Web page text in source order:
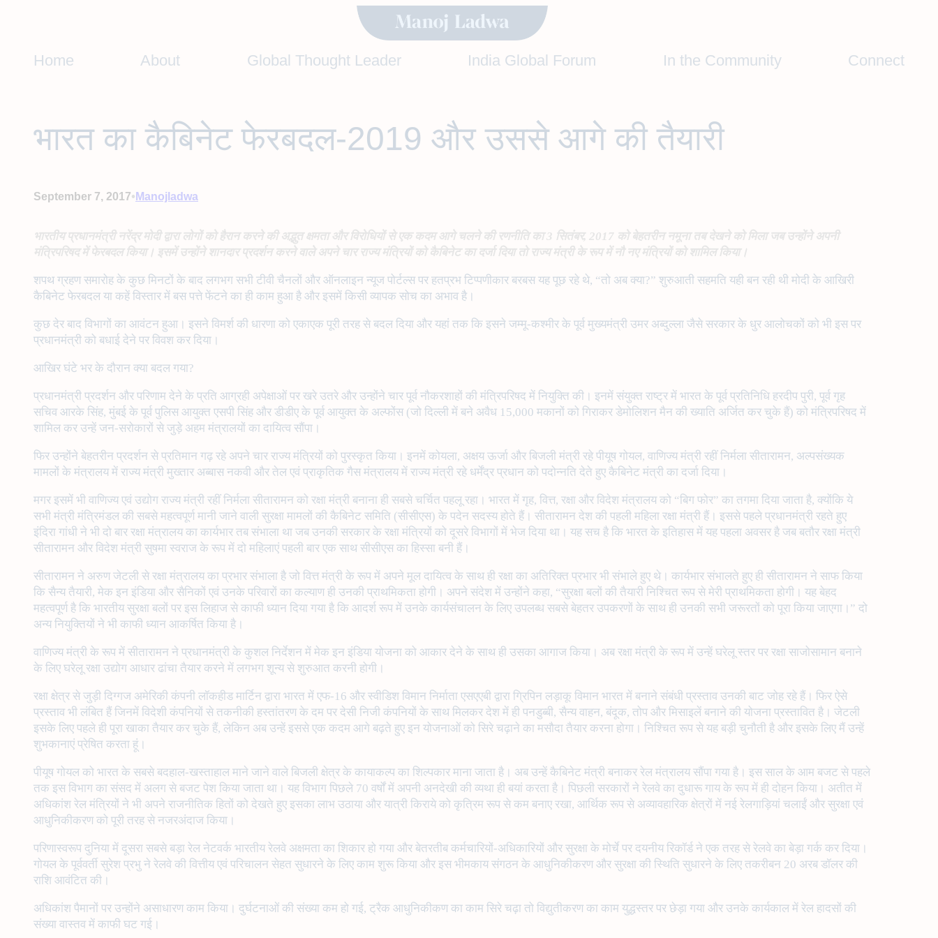
contentHome About Global Thought Leader India Global Forum In the Community Connect
भारत का कैबिनेट फेरबदल-2019 और उससे आगे की तैयारी
September 7, 2017• Manojladwa
भारतीय प्रधानमंत्री नरेंद्र मोदी द्वारा लोगों को हैरान करने की अद्भुत क्षमता और विरोधियों से एक कदम आगे चलने की रणनीति का 3 सितंबर, 2017 को बेहतरीन नमूना तब देखने को मिला जब उन्होंने अपनी
मंत्रिपरिषद में फेरबदल किया। इसमें उन्होंने शानदार प्रदर्शन करने वाले अपने चार राज्य मंत्रियों को कैबिनेट का दर्जा दिया तो राज्य मंत्री के रूप में नौ नए मंत्रियों को शामिल किया।
शपथ ग्रहण समारोह के कुछ मिनटों के बाद लगभग सभी टीवी चैनलों और ऑनलाइन न्यूज पोर्टल्स पर हतप्रभ टिप्पणीकार बरबस यह पूछ रहे थे, “तो अब क्या?” शुरुआती सहमति यही बन रही थी मोदी के आखिरी
कैबिनेट फेरबदल या कहें विस्तार में बस पत्ते फेंटने का ही काम हुआ है और इसमें किसी व्यापक सोच का अभाव है।
कुछ देर बाद विभागों का आवंटन हुआ। इसने विमर्श की धारणा को एकाएक पूरी तरह से बदल दिया और यहां तक कि इसने जम्मू-कश्मीर के पूर्व मुख्यमंत्री उमर अब्दुल्ला जैसे सरकार के धुर आलोचकों को भी इस पर
प्रधानमंत्री को बधाई देने पर विवश कर दिया।
आखिर घंटे भर के दौरान क्या बदल गया?
प्रधानमंत्री प्रदर्शन और परिणाम देने के प्रति आग्रही अपेक्षाओं पर खरे उतरे और उन्होंने चार पूर्व नौकरशाहों की मंत्रिपरिषद में नियुक्ति की। इनमें संयुक्त राष्ट्र में भारत के पूर्व प्रतिनिधि हरदीप पुरी, पूर्व गृह
सचिव आरके सिंह, मुंबई के पूर्व पुलिस आयुक्त एसपी सिंह और डीडीए के पूर्व आयुक्त के अल्फोंस (जो दिल्ली में बने अवैध 15,000 मकानों को गिराकर डेमोलिशन मैन की ख्याति अर्जित कर चुके हैं) को मंत्रिपरिषद में
शामिल कर उन्हें जन-सरोकारों से जुड़े अहम मंत्रालयों का दायित्व सौंपा।
फिर उन्होंने बेहतरीन प्रदर्शन से प्रतिमान गढ़ रहे अपने चार राज्य मंत्रियों को पुरस्कृत किया। इनमें कोयला, अक्षय ऊर्जा और बिजली मंत्री रहे पीयूष गोयल, वाणिज्य मंत्री रहीं निर्मला सीतारामन, अल्पसंख्यक
मामलों के मंत्रालय में राज्य मंत्री मुख्तार अब्बास नकवी और तेल एवं प्राकृतिक गैस मंत्रालय में राज्य मंत्री रहे धर्मेंद्र प्रधान को पदोन्नति देते हुए कैबिनेट मंत्री का दर्जा दिया।
मगर इसमें भी वाणिज्य एवं उद्योग राज्य मंत्री रहीं निर्मला सीतारामन को रक्षा मंत्री बनाना ही सबसे चर्चित पहलू रहा। भारत में गृह, वित्त, रक्षा और विदेश मंत्रालय को “बिग फोर” का तगमा दिया जाता है, क्योंकि ये
सभी मंत्री मंत्रिमंडल की सबसे महत्वपूर्ण मानी जाने वाली सुरक्षा मामलों की कैबिनेट समिति (सीसीएस) के पदेन सदस्य होते हैं। सीतारामन देश की पहली महिला रक्षा मंत्री हैं। इससे पहले प्रधानमंत्री रहते हुए
इंदिरा गांधी ने भी दो बार रक्षा मंत्रालय का कार्यभार तब संभाला था जब उनकी सरकार के रक्षा मंत्रियों को दूसरे विभागों में भेज दिया था। यह सच है कि भारत के इतिहास में यह पहला अवसर है जब बतौर रक्षा मंत्री
सीतारामन और विदेश मंत्री सुषमा स्वराज के रूप में दो महिलाएं पहली बार एक साथ सीसीएस का हिस्सा बनी हैं।
सीतारामन ने अरुण जेटली से रक्षा मंत्रालय का प्रभार संभाला है जो वित्त मंत्री के रूप में अपने मूल दायित्व के साथ ही रक्षा का अतिरिक्त प्रभार भी संभाले हुए थे। कार्यभार संभालते हुए ही सीतारामन ने साफ किया
कि सैन्य तैयारी, मेक इन इंडिया और सैनिकों एवं उनके परिवारों का कल्याण ही उनकी प्राथमिकता होगी। अपने संदेश में उन्होंने कहा, “सुरक्षा बलों की तैयारी निश्चित रूप से मेरी प्राथमिकता होगी। यह बेहद
महत्वपूर्ण है कि भारतीय सुरक्षा बलों पर इस लिहाज से काफी ध्यान दिया गया है कि आदर्श रूप में उनके कार्यसंचालन के लिए उपलब्ध सबसे बेहतर उपकरणों के साथ ही उनकी सभी जरूरतों को पूरा किया जाएगा।” दो
अन्य नियुक्तियों ने भी काफी ध्यान आकर्षित किया है।
वाणिज्य मंत्री के रूप में सीतारामन ने प्रधानमंत्री के कुशल निर्देशन में मेक इन इंडिया योजना को आकार देने के साथ ही उसका आगाज किया। अब रक्षा मंत्री के रूप में उन्हें घरेलू स्तर पर रक्षा साजोसामान बनाने
के लिए घरेलू रक्षा उद्योग आधार ढांचा तैयार करने में लगभग शून्य से शुरुआत करनी होगी।
रक्षा क्षेत्र से जुड़ी दिग्गज अमेरिकी कंपनी लॉकहीड मार्टिन द्वारा भारत में एफ-16 और स्वीडिश विमान निर्माता एसएएबी द्वारा ग्रिपिन लड़ाकू विमान भारत में बनाने संबंधी प्रस्ताव उनकी बाट जोह रहे हैं। फिर ऐसे
प्रस्ताव भी लंबित हैं जिनमें विदेशी कंपनियों से तकनीकी हस्तांतरण के दम पर देसी निजी कंपनियों के साथ मिलकर देश में ही पनडुब्बी, सैन्य वाहन, बंदूक, तोप और मिसाइलें बनाने की योजना प्रस्तावित है। जेटली
इसके लिए पहले ही पूरा खाका तैयार कर चुके हैं, लेकिन अब उन्हें इससे एक कदम आगे बढ़ते हुए इन योजनाओं को सिरे चढ़ाने का मसौदा तैयार करना होगा। निश्चित रूप से यह बड़ी चुनौती है और इसके लिए मैं उन्हें
शुभकानाएं प्रेषित करता हूं।
पीयूष गोयल को भारत के सबसे बदहाल-खस्ताहाल माने जाने वाले बिजली क्षेत्र के कायाकल्प का शिल्पकार माना जाता है। अब उन्हें कैबिनेट मंत्री बनाकर रेल मंत्रालय सौंपा गया है। इस साल के आम बजट से पहले
तक इस विभाग का संसद में अलग से बजट पेश किया जाता था। यह विभाग पिछले 70 वर्षों में अपनी अनदेखी की व्यथा ही बयां करता है। पिछली सरकारों ने रेलवे का दुधारू गाय के रूप में ही दोहन किया। अतीत में
अधिकांश रेल मंत्रियों ने भी अपने राजनीतिक हितों को देखते हुए इसका लाभ उठाया और यात्री किराये को कृत्रिम रूप से कम बनाए रखा, आर्थिक रूप से अव्यावहारिक क्षेत्रों में नई रेलगाड़ियां चलाईं और सुरक्षा एवं
आधुनिकीकरण को पूरी तरह से नजरअंदाज किया।
परिणास्वरूप दुनिया में दूसरा सबसे बड़ा रेल नेटवर्क भारतीय रेलवे अक्षमता का शिकार हो गया और बेतरतीब कर्मचारियों-अधिकारियों और सुरक्षा के मोर्चे पर दयनीय रिकॉर्ड ने एक तरह से रेलवे का बेड़ा गर्क कर दिया।
गोयल के पूर्ववर्ती सुरेश प्रभु ने रेलवे की वित्तीय एवं परिचालन सेहत सुधारने के लिए काम शुरू किया और इस भीमकाय संगठन के आधुनिकीकरण और सुरक्षा की स्थिति सुधारने के लिए तकरीबन 20 अरब डॉलर की
राशि आवंटित की।
अधिकांश पैमानों पर उन्होंने असाधारण काम किया। दुर्घटनाओं की संख्या कम हो गई, ट्रैक आधुनिकीकण का काम सिरे चढ़ा तो विद्युतीकरण का काम युद्धस्तर पर छेड़ा गया और उनके कार्यकाल में रेल हादसों की
संख्या वास्तव में काफी घट गई।